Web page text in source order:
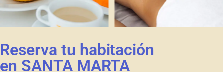
Reserva tu habitación
en SANTA MARTA